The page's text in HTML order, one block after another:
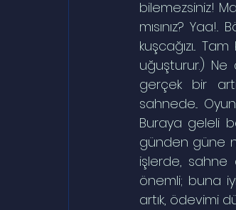
bilemezsiniz!
mısınız?
kuşcağızı...
uğuşturur.) Ne
gerçek bir
sahnede...
Buraya geleli
günden güne
işlerde, sahne
önemli; buna
artık, ödevimi